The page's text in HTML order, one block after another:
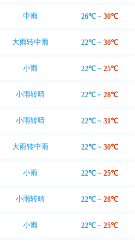
中雨 26℃ ~ 30℃
大雨转中雨 22℃ ~ 30℃
小雨 22℃ ~ 25℃
小雨转晴 22℃ ~ 28℃
小雨转晴 22℃ ~ 31℃
大雨转中雨 22℃ ~ 30℃
小雨 22℃ ~ 25℃
小雨转晴 22℃ ~ 28℃
小雨 22℃ ~ 25℃